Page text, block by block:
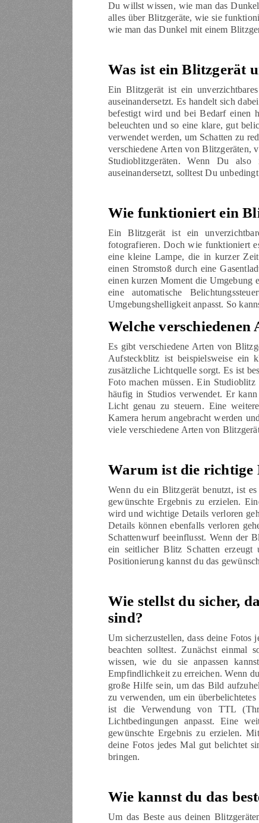
Du willst wissen, wie man das
alles über Blitzgeräte, wie sie
wie man das Dunkel mit einem
Was ist ein Blitzgerät
Ein Blitzgerät ist ein
auseinandersetzt. Es handelt sich
befestigt wird und bei Bedarf einen
beleuchten und so eine klare, gut
verwendet werden, um Schatten zu
verschiedene Arten von Blitzgeräten,
Studioblitzgeräten. Wenn Du
auseinandersetzt, solltest Du
Wie funktioniert ein
Ein Blitzgerät ist ein
fotografieren. Doch wie funktioniert
eine kleine Lampe, die in kurzer
einen Stromstoß durch eine
einen kurzen Moment die Umgebung
eine automatische
Umgebungshelligkeit anpasst. So
Welche
Es gibt verschiedene Arten von
Aufsteckblitz ist beispielsweise ein
zusätzliche Lichtquelle sorgt. Es ist
Foto machen müssen. Ein
häufig in Studios verwendet. Er
Licht genau zu steuern. Eine
Kamera herum angebracht werden
viele verschiedene Arten von
Warum ist die richtige
Wenn du ein Blitzgerät benutzt, ist
gewünschte Ergebnis zu erzielen.
wird und wichtige Details verloren
Details können ebenfalls verloren
Schattenwurf beeinflusst. Wenn der
ein seitlicher Blitz Schatten
Positionierung kannst du das
Wie stellst du sicher,
sind?
Um sicherzustellen, dass deine Fotos
beachten solltest. Zunächst einmal
wissen, wie du sie anpassen
Empfindlichkeit zu erreichen. Wenn
große Hilfe sein, um das Bild
zu verwenden, um ein
ist die Verwendung von TTL
Lichtbedingungen anpasst. Eine
gewünschte Ergebnis zu erzielen.
deine Fotos jedes Mal gut belichtet
bringen.
Wie kannst du das
Um das Beste aus deinen